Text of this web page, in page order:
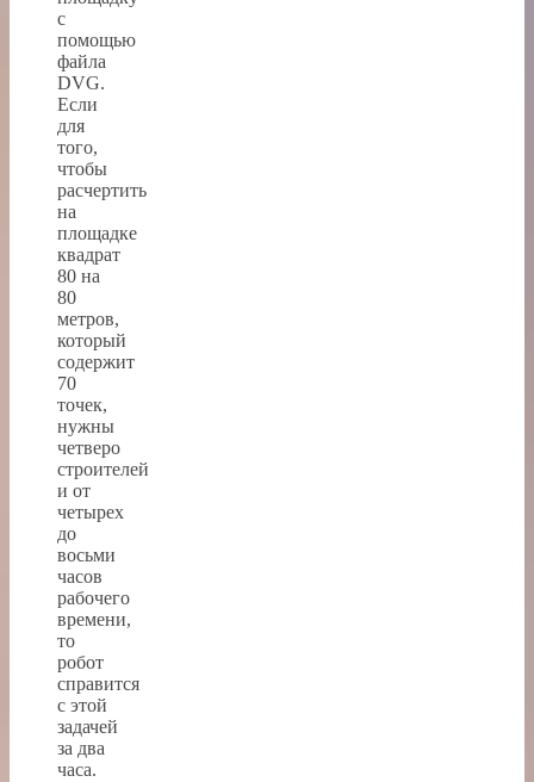
с
помощью
файла
DVG.
Если
для
того,
чтобы
расчертить
на
площадке
квадрат
80 на
80
метров,
который
содержит
70
точек,
нужны
четверо
строителей
и от
четырех
до
восьми
часов
рабочего
времени,
то
робот
справится
с этой
задачей
за два
часа.